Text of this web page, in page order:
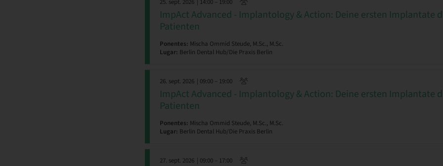
25. sept. 2026 | 14:00 – 19:00
ImpAct Advanced - Implantology & Action: Deine ersten Implantate
Patienten
Ponentes: Mischa Ommid Steude, M.Sc., M.Sc.
Lugar: Berlin Dental Hub/Die Praxis Berlin
26. sept. 2026 | 09:00 – 19:00
ImpAct Advanced - Implantology & Action: Deine ersten Implantate
Patienten
Ponentes: Mischa Ommid Steude, M.Sc., M.Sc.
Lugar: Berlin Dental Hub/Die Praxis Berlin
27. sept. 2026 | 09:00 – 17:00